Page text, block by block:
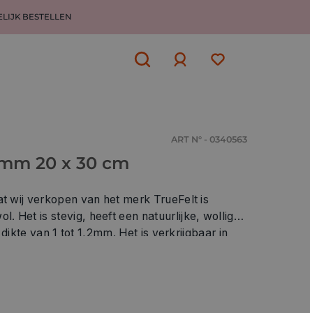
BESTELLEN
ART N° - 0340563
20 x 30 cm
wij verkopen van het merk TrueFelt is
Het is stevig, heeft een natuurlijke, wollige
van 1 tot 1,2mm. Het is verkrijgbaar in
TrueFelt is een zuiver wollen
TrueFelt is een in Europa geproduceerd
aan de Europese richtlijnen (REACH)